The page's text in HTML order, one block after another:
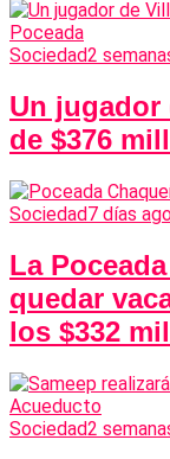
Sociedad2
Un jugador
de $376
Sociedad7 días
La
quedar
los $332
Sociedad2